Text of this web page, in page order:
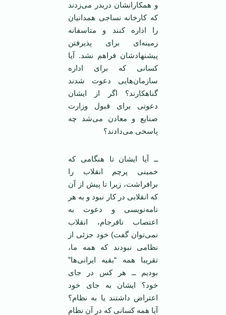
و همکارانشان دربدر می‌زدند
که کارخانه نساجی همدانیان
را اداره کنند و متاسفانه
زمینه‌ای برای پذیرفتن
پیشنهاد‌شان فراهم نشد. آیا
کسانی که برای اداره
سازمان‌هایی دعوت شدند
گناهکارند؟ اگر از ایشان
دعوتی برای قبول وزارت
صنایع و معادن می‌شد چه
پاسخی می‌دادند؟
ــ آیا ایشان تا هنگامی که
خمینی پرچم انقلاب را
برافراشت، زیرا تا پیش از آن
که انقلابی در کار نبود و به هر
نامه‌نویسی و دعوت به
اعتصاب نا‌فرجام، انقلاب
نمی‌توان گفت) خود جزئی از
نظامی نبودند که همه ما،
تقریبا همه “بقیه ایرانی‌ها”
بودیم ــ هر کس در جای
خود؟ ایشان به جای خود
اعتراض داشتند یا به نظام؟
آیا همه کسانی که در آن نظام